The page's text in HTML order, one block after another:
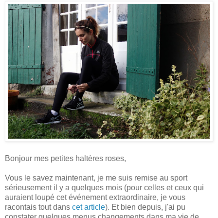
Bonjour mes petites haltères roses,
Vous le savez maintenant, je me suis remise au sport
sérieusement il y a quelques mois (pour celles et ceux qui
auraient loupé cet événement extraordinaire, je vous
racontais tout dans cet article). Et bien depuis, j'ai pu